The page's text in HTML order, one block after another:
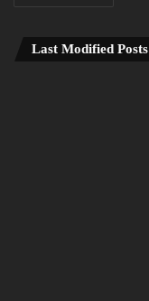
Last Modified Posts